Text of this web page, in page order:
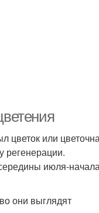
цветок или
регенерации.
июля-
они выглядят